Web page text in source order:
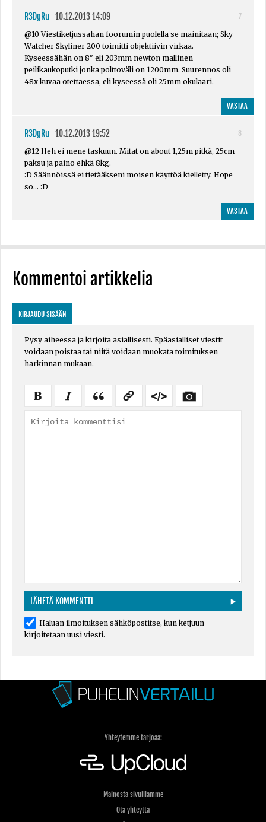
R3DgRu 10.12.2013 14:09
7
@10 Viestiketjussahan foorumin puolella se mainitaan; Sky
Watcher Skyliner 200 toimitti objektiivin virkaa.
Kyseessähän on 8" eli 203mm newton mallinen
peilikaukoputki jonka polttoväli on 1200mm. Suurennos oli
48x kuvaa otettaessa, eli kyseessä oli 25mm okulaari.
VASTAA
R3DgRu 10.12.2013 19:52
8
@12 Heh ei mene taskuun. Mitat on about 1,25m pitkä, 25cm
paksu ja paino ehkä 8kg.
:D Säännöissä ei tietääkseni moisen käyttöä kielletty. Hope
so... :D
VASTAA
Kommentoi artikkelia
KIRJAUDU SISÄÄN
Pysy aiheessa ja kirjoita asiallisesti. Epäasialliset viestit
voidaan poistaa tai niitä voidaan muokata toimituksen
harkinnan mukaan.
Haluan ilmoituksen sähköpostitse, kun ketjuun
kirjoitetaan uusi viesti.
Yhteytemme tarjoaa:
Mainosta sivuillamme
Ota yhteyttä